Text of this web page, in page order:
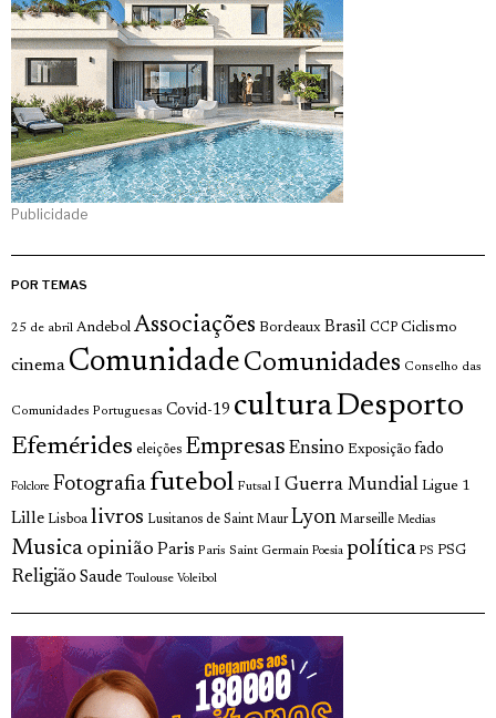
Publicidade
POR TEMAS
25 de abril Andebol Associações Bordeaux Brasil CCP Ciclismo
cinema Comunidade Comunidades Conselho das
Comunidades Portuguesas Covid-19 culturaDesporto
Efemérides eleições Empresas Ensino Exposição fado
Folclore Fotografia futebol Futsal I Guerra Mundial Ligue 1
Lille Lisboa livros Lusitanos de Saint Maur Lyon Marseille Medias
Musica opinião Paris Paris Saint Germain Poesia política PS PSG
Religião Saude Toulouse Voleibol